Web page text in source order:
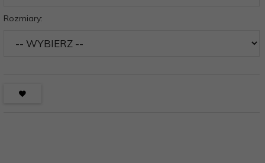
Rozmiary: